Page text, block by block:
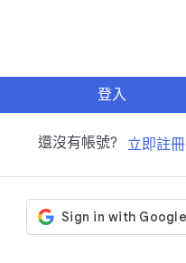
登入
還沒有帳號? 立即註冊